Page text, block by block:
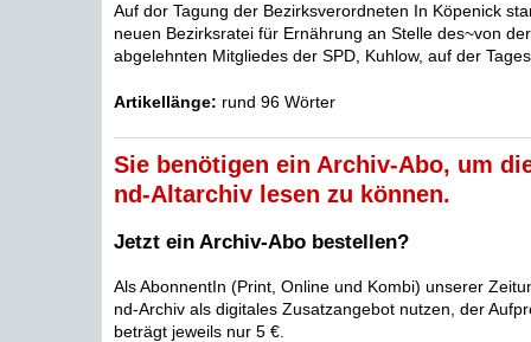
Auf dor Tagung der Bezirksverordneten In Köpenick
neuen Bezirksratei für Ernährung an Stelle des~von
abgelehnten Mitgliedes der SPD, Kuhlow, auf der
Artikellänge: rund 96 Wörter
Sie benötigen ein Archiv-Abo, um
nd-Altarchiv lesen zu können.
Jetzt ein Archiv-Abo bestellen?
Als AbonnentIn (Print, Online und Kombi) unserer
nd-Archiv als digitales Zusatzangebot nutzen, der
beträgt jeweils nur 5 €.